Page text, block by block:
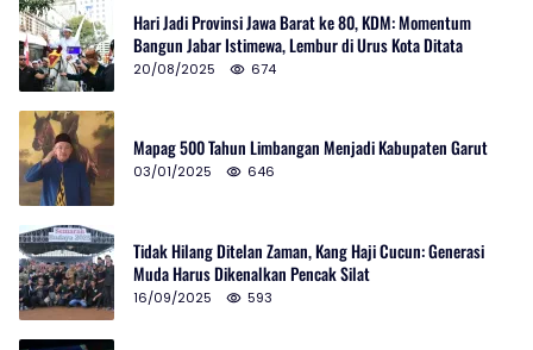
Hari Jadi Provinsi Jawa Barat ke 80, KDM: Momentum
Bangun Jabar Istimewa, Lembur di Urus Kota Ditata
20/08/2025 674
Mapag 500 Tahun Limbangan Menjadi Kabupaten Garut
03/01/2025 646
Tidak Hilang Ditelan Zaman, Kang Haji Cucun: Generasi
Muda Harus Dikenalkan Pencak Silat
16/09/2025 593